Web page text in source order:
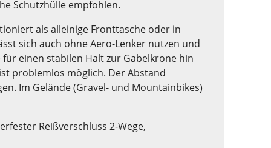
Schutzhülle empfohlen.
als alleinige Fronttasche oder in
sich auch ohne Aero-Lenker nutzen und
einen stabilen Halt zur Gabelkrone hin
problemlos möglich. Der Abstand
Im Gelände (Gravel- und Mountainbikes)
Reißverschluss 2-Wege,